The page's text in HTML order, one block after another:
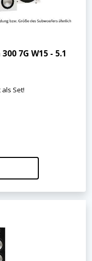
7G W15 - 5.1
Set!